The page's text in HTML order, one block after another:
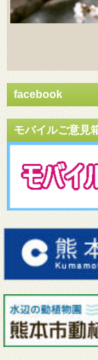
facebook
モバイルご意見